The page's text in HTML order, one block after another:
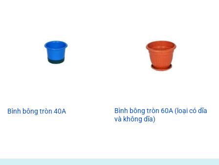
Bình bông tròn 40A
Bình bông tròn 60A (loại có dĩa
và không dĩa)